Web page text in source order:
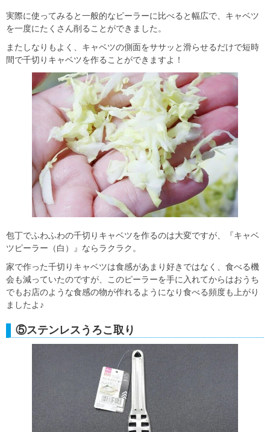
実際に使ってみると一般的なピーラーに比べると幅広で、キャベツ
を一度にたくさん削ることができました。
またしなりもよく、キャベツの側面をササッと滑らせるだけで短時
間で千切りキャベツを作ることができますよ！
包丁でふわふわの千切りキャベツを作るのは大変ですが、『キャベ
ツピーラー（白）』ならラクラク。
家で作った千切りキャベツは食感があまり好きではなく、食べる機
会も減っていたのですが、このピーラーを手に入れてからはおうち
でもお店のような食感の物が作れるようになり食べる頻度も上がり
ましたよ♪
⑤ステンレスうろこ取り